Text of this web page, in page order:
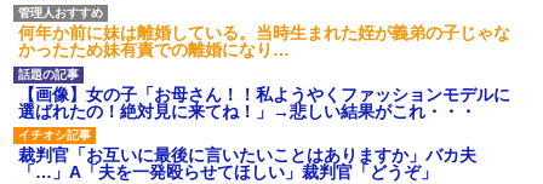
何年か前に妹は離婚している。当時生まれた姪が義弟の子じゃな
かったため妹有責での離婚になり…
【画像】女の子「お母さん！！私ようやくファッションモデルに
選ばれたの！絶対見に来てね！」→悲しい結果がこれ・・・
裁判官「お互いに最後に言いたいことはありますか」バカ夫
「…」A「夫を一発殴らせてほしい」裁判官「どうぞ」